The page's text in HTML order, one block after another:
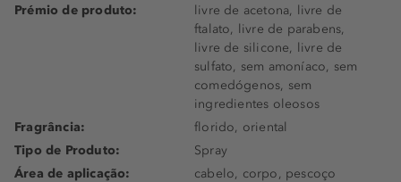
Prémio de produto:
livre de acetona, livre de
ftalato, livre de parabens,
livre de silicone, livre de
sulfato, sem amoníaco, sem
comedógenos, sem
ingredientes oleosos
Fragrância:
florido, oriental
Tipo de Produto:
Spray
Área de aplicação:
cabelo, corpo, pescoço